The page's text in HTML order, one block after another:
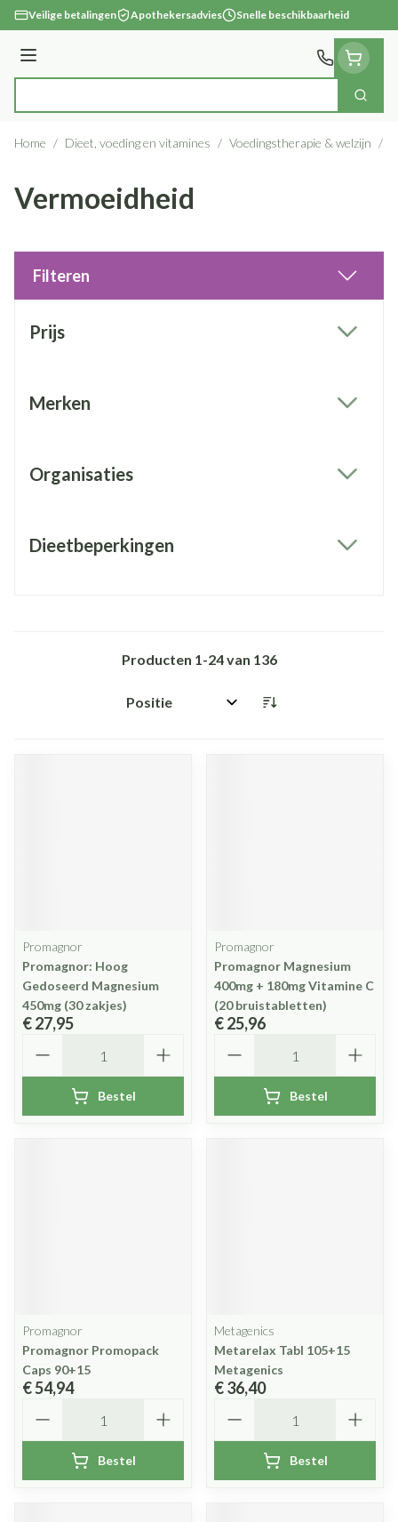
Ga naar de inhoud
Veilige betalingen Apothekersadvies Snelle beschikbaarheid
Menu
Zoek
Home / Dieet, voeding en vitamines / Voedingstherapie & welzijn /
Vermoeidheid
Filteren
Prijs
Merken
Organisaties
Dieetbeperkingen
Producten 1-24van 136
Sorteer op:
Promagnor
Promagnor: Hoog
Gedoseerd Magnesium
450mg (30 zakjes)
€ 27,95
Bestel
Promagnor
Promagnor Magnesium
400mg + 180mg Vitamine C
(20 bruistabletten)
€ 25,96
Bestel
Promagnor
Promagnor Promopack
Caps 90+15
€ 54,94
Bestel
Metagenics
Metarelax Tabl 105+15
Metagenics
€ 36,40
Bestel